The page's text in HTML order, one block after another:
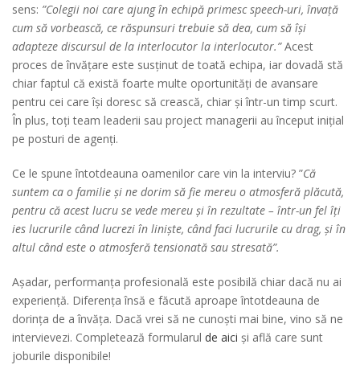
sens: ”Colegii noi care ajung în echipă primesc speech-uri, învață
cum să vorbească, ce răspunsuri trebuie să dea, cum să își
adapteze discursul de la interlocutor la interlocutor.”Acest
proces de învățare este susținut de toată echipa, iar dovadă stă
chiar faptul că există foarte multe oportunități de avansare
pentru cei care își doresc să crească, chiar și într-un timp scurt.
În plus, toți team leaderii sau project managerii au început inițial
pe posturi de agenți.
Ce le spune întotdeauna oamenilor care vin la interviu? ”Că
suntem ca o familie și ne dorim să fie mereu o atmosferă plăcută,
pentru că acest lucru se vede mereu și în rezultate – într-un fel îți
ies lucrurile când lucrezi în liniște, când faci lucrurile cu drag, și în
altul când este o atmosferă tensionată sau stresată”.
Așadar, performanța profesională este posibilă chiar dacă nu ai
experiență. Diferența însă e făcută aproape întotdeauna de
dorința de a învăța. Dacă vrei să ne cunoști mai bine, vino să ne
intervievezi. Completează formularul de aici și află care sunt
joburile disponibile!